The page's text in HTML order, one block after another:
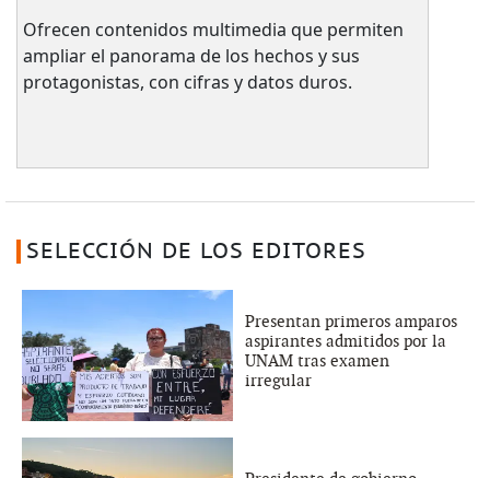
Ofrecen contenidos multimedia que permiten
ampliar el panorama de los hechos y sus
protagonistas, con cifras y datos duros.
SELECCIÓN DE LOS EDITORES
Presentan primeros amparos
aspirantes admitidos por la
UNAM tras examen
irregular